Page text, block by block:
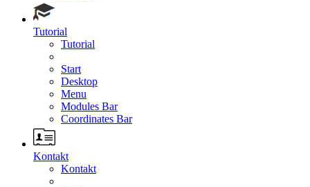
Tutorial
Tutorial
Start
Desktop
Menu
Modules Bar
Coordinates Bar
Kontakt
Kontakt